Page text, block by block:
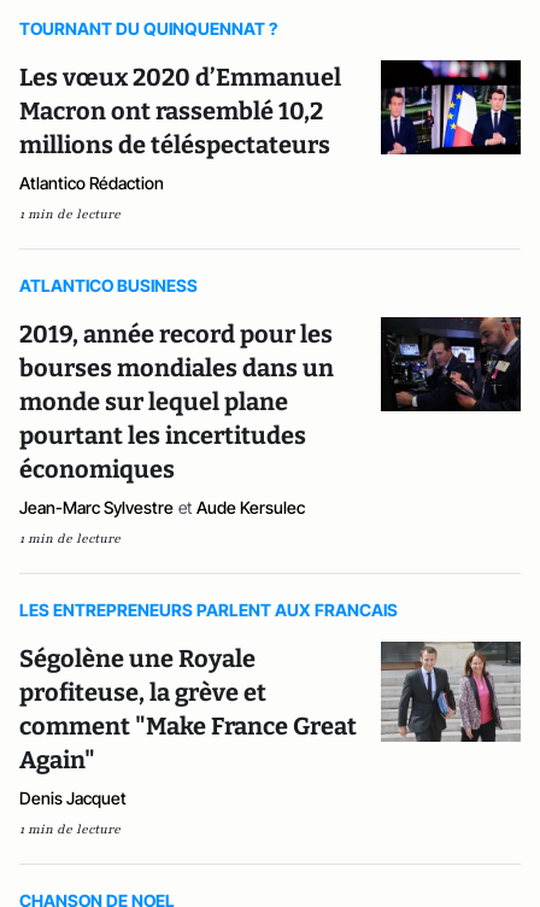
TOURNANT DU QUINQUENNAT ?
Les vœux 2020 d’Emmanuel
Macron ont rassemblé 10,2
millions de téléspectateurs
Atlantico Rédaction
1 min de lecture
ATLANTICO BUSINESS
2019, année record pour les
bourses mondiales dans un
monde sur lequel plane
pourtant les incertitudes
économiques
Jean-Marc Sylvestre et Aude Kersulec
1 min de lecture
LES ENTREPRENEURS PARLENT AUX FRANCAIS
Ségolène une Royale
profiteuse, la grève et
comment "Make France Great
Again"
Denis Jacquet
1 min de lecture
CHANSON DE NOEL